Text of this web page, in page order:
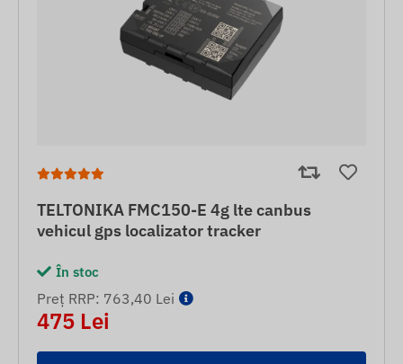
TELTONIKA FMC150-E 4g lte canbus
vehicul gps localizator tracker
În stoc
Preț RRP: 763,40 Lei
475 Lei